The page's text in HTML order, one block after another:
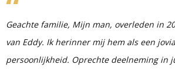
Geachte familie, Mijn man, overleden in
van Eddy. Ik herinner mij hem als een
persoonlijkheid. Oprechte deelneming in